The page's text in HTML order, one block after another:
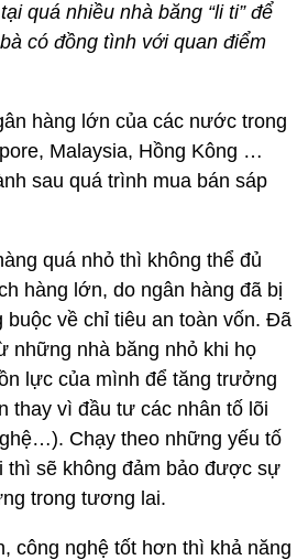
quá nhiều nhà băng “li ti” để
có đồng tình với quan điểm
hàng lớn của các nước trong
Malaysia, Hồng Kông …
sau quá trình mua bán sáp
quá nhỏ thì không thể đủ
hàng lớn, do ngân hàng đã bị
buộc về chỉ tiêu an toàn vốn. Đã
những nhà băng nhỏ khi họ
lực của mình để tăng trưởng
thay vì đầu tư các nhân tố lõi
Chạy theo những yếu tố
thì sẽ không đảm bảo được sự
trong tương lai.
công nghệ tốt hơn thì khả năng